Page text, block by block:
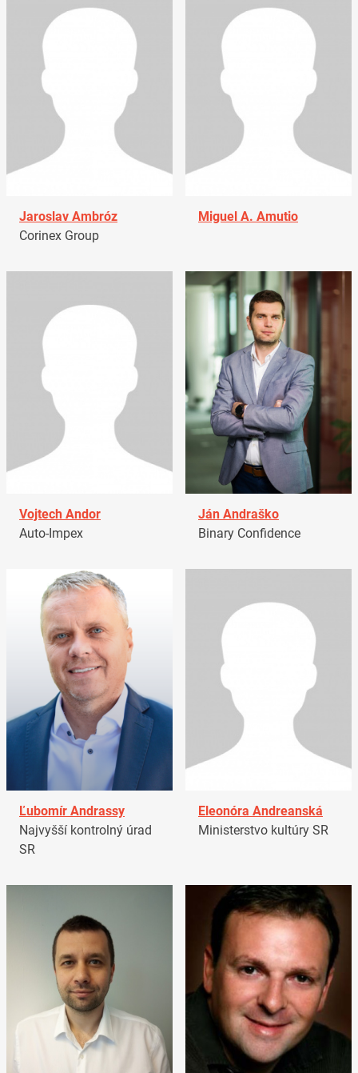
Jaroslav Ambróz
Corinex Group
Miguel A. Amutio
Vojtech Andor
Auto-Impex
Ján Andraško
Binary Confidence
Ľubomír Andrassy
Najvyšší kontrolný úrad
SR
Eleonóra Andreanská
Ministerstvo kultúry SR